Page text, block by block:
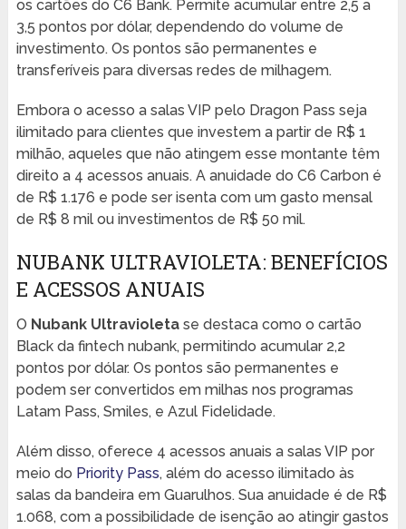
os cartões do C6 Bank. Permite acumular entre 2,5 a
3,5 pontos por dólar, dependendo do volume de
investimento. Os pontos são permanentes e
transferíveis para diversas redes de milhagem.
Embora o acesso a salas VIP pelo Dragon Pass seja
ilimitado para clientes que investem a partir de R$ 1
milhão, aqueles que não atingem esse montante têm
direito a 4 acessos anuais. A anuidade do C6 Carbon é
de R$ 1.176 e pode ser isenta com um gasto mensal
de R$ 8 mil ou investimentos de R$ 50 mil.
NUBANK ULTRAVIOLETA: BENEFÍCIOS
E ACESSOS ANUAIS
O Nubank Ultravioletase destaca como o cartão
Black da fintech nubank, permitindo acumular 2,2
pontos por dólar. Os pontos são permanentes e
podem ser convertidos em milhas nos programas
Latam Pass, Smiles, e Azul Fidelidade.
Além disso, oferece 4 acessos anuais a salas VIP por
meio do Priority Pass, além do acesso ilimitado às
salas da bandeira em Guarulhos. Sua anuidade é de R$
1.068, com a possibilidade de isenção ao atingir gastos